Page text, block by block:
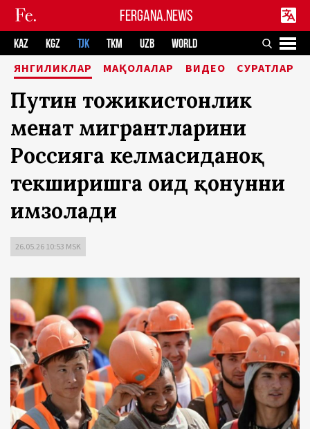
FERGANA.NEWS
KAZ KGZ TJK TKM UZB WORLD
ЯНГИЛИКЛАР МАҚОЛАЛАР ВИДЕО СУРАТЛАР
Путин тожикистонлик
меҳнат мигрантларини
Россияга келмасиданоқ
текширишга оид қонунни
имзолади
26.05.26 10:53 MSK